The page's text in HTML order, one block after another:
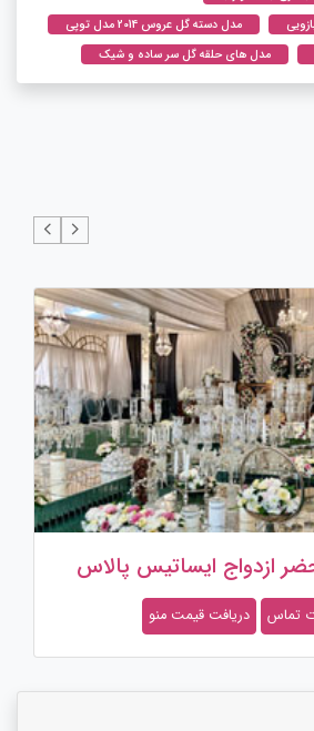
مدل دسته گل عروس 2014 مدل توپی
مدل های حلقه گل سر ساده و شیک
ازدواج عمارت سیاره
تماس دریافت قیمت منو